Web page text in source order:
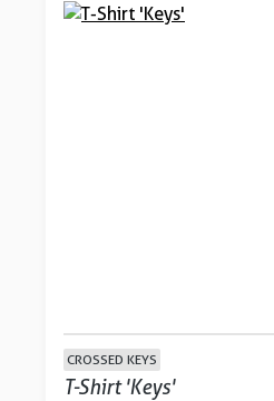
CROSSED KEYS
T-Shirt 'Keys'